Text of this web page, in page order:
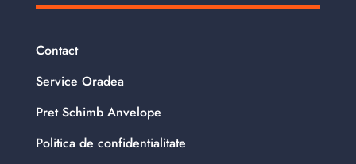
Contact
Service Oradea
Pret Schimb Anvelope
Politica de confidentialitate